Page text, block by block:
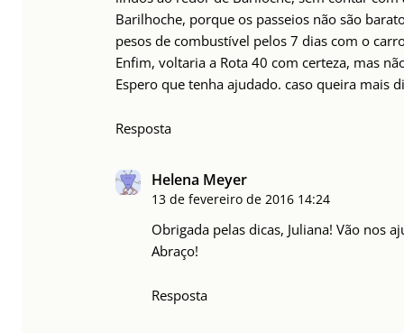
Barilhoche, porque os passeios não são
pesos de combustível pelos 7 dias com o
Enfim, voltaria a Rota 40 com certeza, mas
Espero que tenha ajudado. caso queira mais
Resposta
Helena Meyer
13 de fevereiro de 2016 14:24
Obrigada pelas dicas, Juliana! Vão nos
Abraço!
Resposta